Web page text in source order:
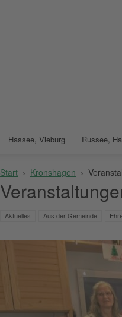
Hassee, Vieburg Russee,
Start Kronshagen
Aktuelles Aus der Gemeinde